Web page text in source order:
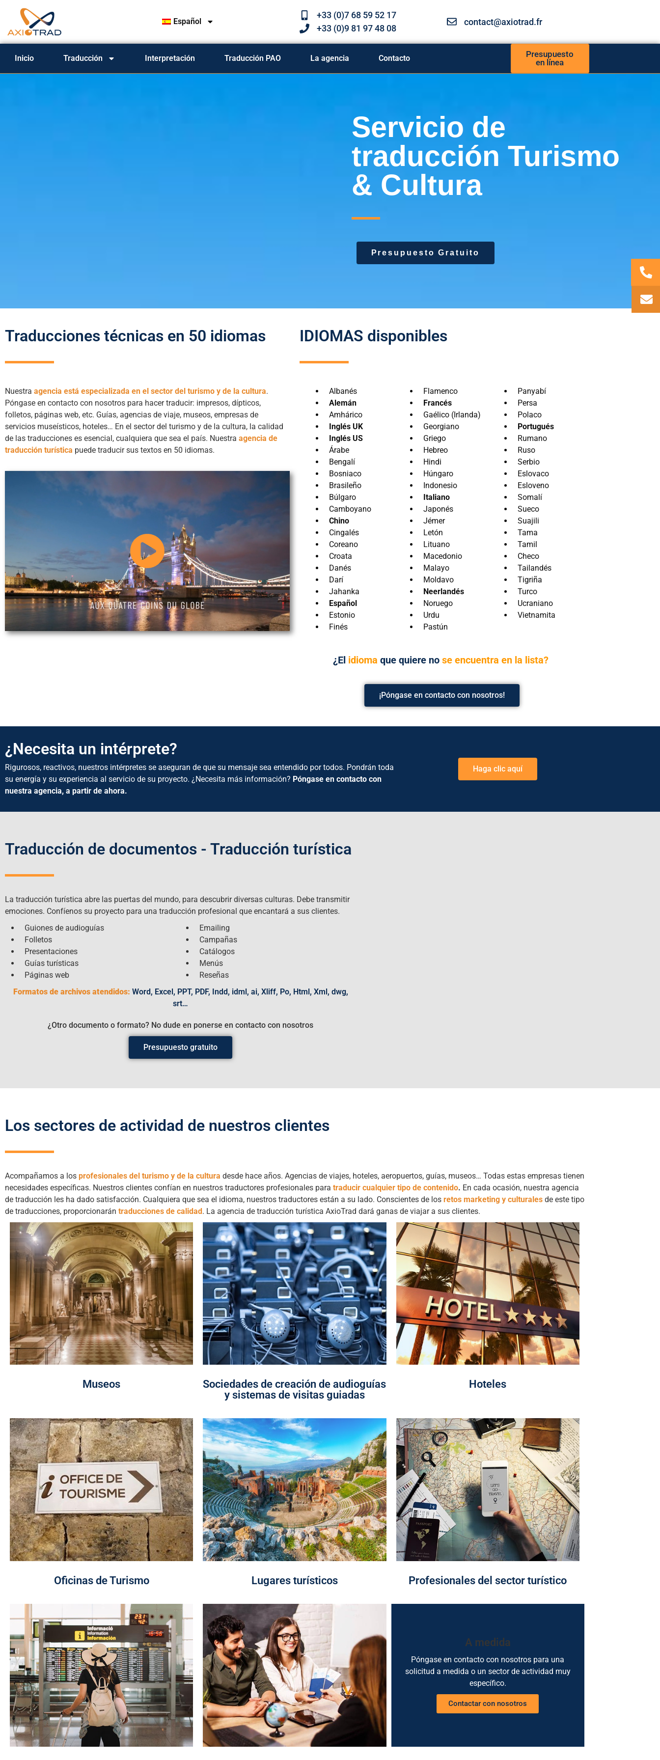
Español
+33 (0)7 68 59 52 17
+33 (0)9 81 97 48 08
contact@axiotrad.fr
Inicio Traducción Interpretación Traducción PAO La agencia Contacto
Presupuesto
en línea
Servicio de
traducción Turismo
& Cultura
Presupuesto Gratuito
Traducciones técnicas en 50 idiomas
Nuestra agencia está especializada en el sector del turismo y de la cultura.
Póngase en contacto con nosotros para hacer traducir: impresos, dípticos,
folletos, páginas web, etc. Guías, agencias de viaje, museos, empresas de
servicios museísticos, hoteles… En el sector del turismo y de la cultura, la calidad
de las traducciones es esencial, cualquiera que sea el país. Nuestra agencia de
traducción turística puede traducir sus textos en 50 idiomas.
IDIOMAS disponibles
Albanés
Alemán
Amhárico
Inglés UK
Inglés US
Árabe
Bengalí
Bosniaco
Brasileño
Búlgaro
Camboyano
Chino
Cingalés
Coreano
Croata
Danés
Darí
Jahanka
Español
Estonio
Finés
Flamenco
Francés
Gaélico (Irlanda)
Georgiano
Griego
Hebreo
Hindi
Húngaro
Indonesio
Italiano
Japonés
Jémer
Letón
Lituano
Macedonio
Malayo
Moldavo
Neerlandés
Noruego
Urdu
Pastún
Panyabí
Persa
Polaco
Portugués
Rumano
Ruso
Serbio
Eslovaco
Esloveno
Somalí
Sueco
Suajili
Tama
Tamil
Checo
Tailandés
Tigriña
Turco
Ucraniano
Vietnamita
¿El idioma que quiere no se encuentra en la lista?
¡Póngase en contacto con nosotros!
¿Necesita un intérprete?
Rigurosos, reactivos, nuestros intérpretes se aseguran de que su mensaje sea entendido por todos. Pondrán toda
su energía y su experiencia al servicio de su proyecto. ¿Necesita más información? Póngase en contacto con
nuestra agencia, a partir de ahora.
Haga clic aquí
Traducción de documentos - Traducción turística
La traducción turística abre las puertas del mundo, para descubrir diversas culturas. Debe transmitir
emociones. Confíenos su proyecto para una traducción profesional que encantará a sus clientes.
Guiones de audioguías
Folletos
Presentaciones
Guías turísticas
Páginas web
Emailing
Campañas
Catálogos
Menús
Reseñas
Formatos de archivos atendidos: Word, Excel, PPT, PDF, Indd, idml, ai, Xliff, Po, Html, Xml, dwg,
srt…
¿Otro documento o formato? No dude en ponerse en contacto con nosotros
Presupuesto gratuito
Los sectores de actividad de nuestros clientes
Acompañamos a los profesionales del turismo y de la cultura desde hace años. Agencias de viajes, hoteles, aeropuertos, guías, museos… Todas estas empresas tienen
necesidades específicas. Nuestros clientes confían en nuestros traductores profesionales para traducir cualquier tipo de contenido. En cada ocasión, nuestra agencia
de traducción les ha dado satisfacción. Cualquiera que sea el idioma, nuestros traductores están a su lado. Conscientes de los retos marketing y culturales de este tipo
de traducciones, proporcionarán traducciones de calidad. La agencia de traducción turística AxioTrad dará ganas de viajar a sus clientes.
Museos
Sociedades de creación de audioguías
y sistemas de visitas guiadas
Hoteles
Oficinas de Turismo Lugares turísticos Profesionales del sector turístico
A medida
Póngase en contacto con nosotros para una
solicitud a medida o un sector de actividad muy
específico.
Contactar con nosotros